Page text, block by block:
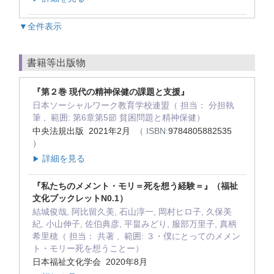
▼全件表示
書籍等出版物
『第２巻 現代の精神保健の課題と支援』
日本ソーシャルワーク教育学校連盟（ 担当： 分担執
筆 , 範囲: 第6章第5節 貧困問題と精神保健）
中央法規出版 2021年2月
（ ISBN:9784805882535
）
▶ 詳細を見る
『私たちのメメント・モリ＝死を想う経験＝』（福祉
文化ブックレットN0.1）
結城俊哉, 阿比留久美, 石山淳一, 岡村ヒロ子, 久保美
紀, 小山伸子, 佐伯典彦, 平畠みどり, 服部万里子, 真柄
希里穂（ 担当： 共著 , 範囲: ３・僕にとってのメメン
ト・モリー死を想うことー）
日本福祉文化学会 2020年8月